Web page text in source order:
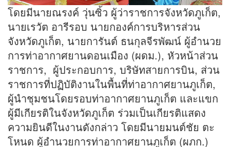
โดยมีนายณรงค์ วุ่นซิ้ว ผู้ว่าราชการจังหวัดภูเก็ต,
นายเรวัต อารีรอบ นายกองค์การบริหารส่วน
จังหวัดภูเก็ต, นายการันต์ ธนกุลจีรพัฒน์ ผู้อำนวย
การท่าอากาศยานดอนเมือง (ผดม.), หัวหน้าส่วน
ราชการ, ผู้ประกอบการ, บริษัทสายการบิน, ส่วน
ราชการที่ปฏิบัติงานในพื้นที่ท่าอากาศยานภูเก็ต,
ผู้นำชุมชนโดยรอบท่าอากาศยานภูเก็ต และแขก
ผู้มีเกียรติในจังหวัดภูเก็ต ร่วมเป็นเกียรติแสดง
ความยินดีในงานดังกล่าว โดยมีนายมนต์ชัย ตะ
โหนด ผู้อำนวยการท่าอากาศยานภูเก็ต (ผภก.)